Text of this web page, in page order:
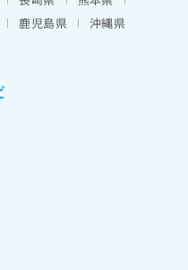
鹿児島県 沖縄県